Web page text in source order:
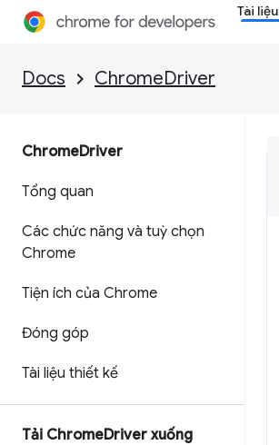
Tài liệu
Docs ChromeDriver
ChromeDriver
Tổng quan
Các chức năng và tuỳ chọn
Chrome
Tiện ích của Chrome
Đóng góp
Tài liệu thiết kế
Tải ChromeDriver xuống